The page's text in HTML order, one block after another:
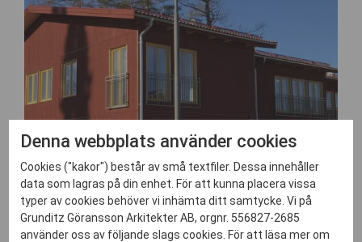
Denna webbplats använder cookies
Cookies ("kakor") består av små textfiler. Dessa innehåller
data som lagras på din enhet. För att kunna placera vissa
typer av cookies behöver vi inhämta ditt samtycke. Vi på
Grunditz Göransson Arkitekter AB, orgnr. 556827-2685
använder oss av följande slags cookies. För att läsa mer om